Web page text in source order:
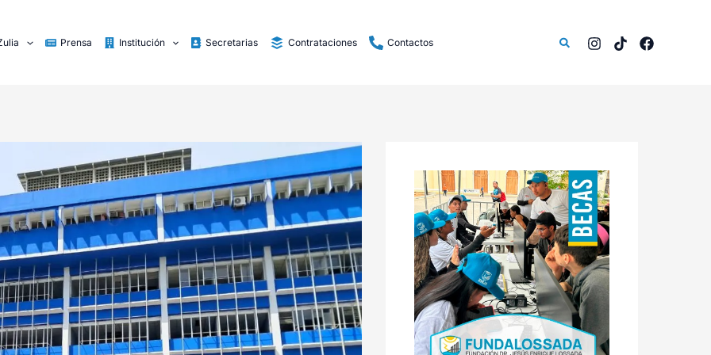
Prensa Institución Secretarias Contrataciones Contactos Buscar